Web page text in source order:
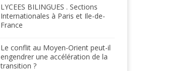
LYCEES BILINGUES . Sections
Internationales à Paris et Ile-de-
France
Le conflit au Moyen-Orient peut-il
engendrer une accélération de la
transition ?